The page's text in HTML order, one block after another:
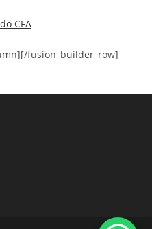
CFA
fusion_builder_row]